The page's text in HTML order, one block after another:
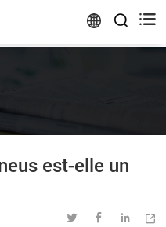
 
est-elle un
   